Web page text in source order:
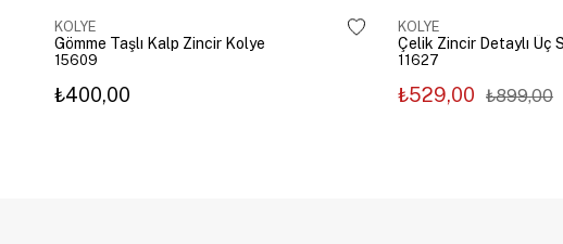
KOLYE
Gömme Taşlı Kalp Zincir Kolye
15609
₺400,00
KOLYE
11627
₺529,00 ₺899,00